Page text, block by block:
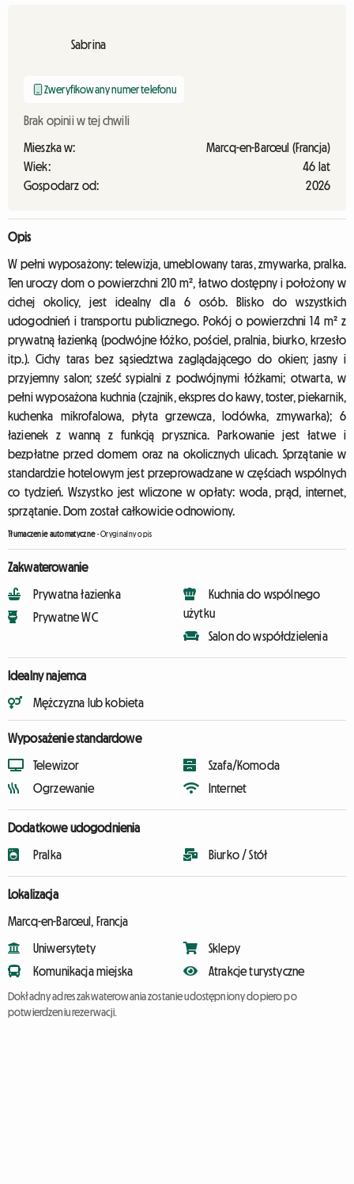
Sabrina
Zweryfikowany numer telefonu
Brak opinii w tej chwili
Mieszka w:
Marcq-en-Barœul (Francja)
Wiek:
46 lat
Gospodarz od:
2026
Opis
W pełni wyposażony: telewizja, umeblowany taras, zmywarka, pralka.
Ten uroczy dom o powierzchni 210 m², łatwo dostępny i położony w
cichej okolicy, jest idealny dla 6 osób. Blisko do wszystkich
udogodnień i transportu publicznego. Pokój o powierzchni 14 m² z
prywatną łazienką (podwójne łóżko, pościel, pralnia, biurko, krzesło
itp.). Cichy taras bez sąsiedztwa zaglądającego do okien; jasny i
przyjemny salon; sześć sypialni z podwójnymi łóżkami; otwarta, w
pełni wyposażona kuchnia (czajnik, ekspres do kawy, toster, piekarnik,
kuchenka mikrofalowa, płyta grzewcza, lodówka, zmywarka); 6
łazienek z wanną z funkcją prysznica. Parkowanie jest łatwe i
bezpłatne przed domem oraz na okolicznych ulicach. Sprzątanie w
standardzie hotelowym jest przeprowadzane w częściach wspólnych
co tydzień. Wszystko jest wliczone w opłaty: woda, prąd, internet,
sprzątanie. Dom został całkowicie odnowiony.
Tłumaczenie automatyczne-Oryginalny opis
Zakwaterowanie
Prywatna łazienka
Prywatne WC
Kuchnia do wspólnego
użytku
Salon do współdzielenia
Idealny najemca
Mężczyzna lub kobieta
Wyposażenie standardowe
Telewizor
Ogrzewanie
Szafa/Komoda
Internet
Dodatkowe udogodnienia
Pralka Biurko / Stół
Lokalizacja
Marcq-en-Barœul, Francja
Uniwersytety
Komunikacja miejska
Sklepy
Atrakcje turystyczne
Dokładny adres zakwaterowania zostanie udostępniony dopiero po
potwierdzeniu rezerwacji.